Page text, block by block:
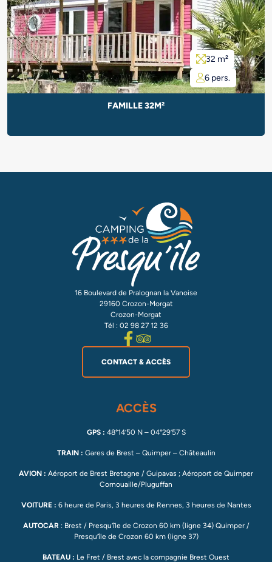
FAMILLE 32M²
32 m²
6 pers.
16 Boulevard de Pralognan la Vanoise
29160 Crozon-Morgat
Crozon-Morgat
Tél : 02 98 27 12 36
CONTACT & ACCÈS
ACCÈS
GPS : 48°14’50 N – 04°29’57 S
TRAIN : Gares de Brest – Quimper – Châteaulin
AVION : Aéroport de Brest Bretagne / Guipavas ; Aéroport de Quimper
Cornouaille/Pluguffan
VOITURE : 6 heure de Paris, 3 heures de Rennes, 3 heures de Nantes
AUTOCAR : Brest / Presqu’île de Crozon 60 km (ligne 34) Quimper /
Presqu’île de Crozon 60 km (ligne 37)
BATEAU : Le Fret / Brest avec la compagnie Brest Ouest